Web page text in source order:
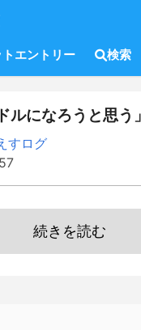
エントリー 検索
ルになろうと思う
すログ
続きを読む